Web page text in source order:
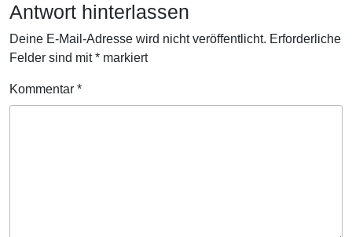
Antwort hinterlassen
Deine E-Mail-Adresse wird nicht veröffentlicht. Erforderliche
Felder sind mit* markiert
Kommentar *